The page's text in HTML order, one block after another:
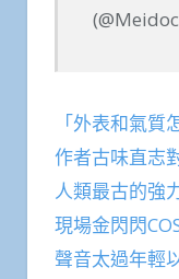
「外表和氣質
作者古味直志
人類最古的強
現場金閃閃
聲音太過年輕